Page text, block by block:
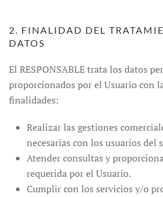
2. FINALIDAD DEL
DATOS
El RESPONSABLE trata los datos
proporcionados por el Usuario con
finalidades:
Realizar las gestiones
necesarias con los usuarios del
Atender consultas y
requerida por el Usuario.
Cumplir con los servicios y/o